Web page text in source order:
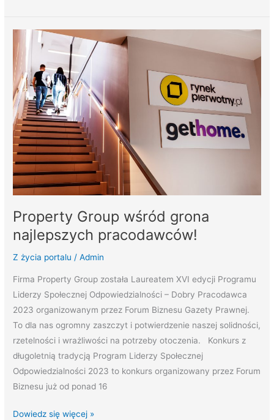
Property Group wśród grona
najlepszych pracodawców!
Z życia portalu /Admin
Firma Property Group została Laureatem XVI edycji Programu
Liderzy Społecznej Odpowiedzialności – Dobry Pracodawca
2023 organizowanym przez Forum Biznesu Gazety Prawnej.
To dla nas ogromny zaszczyt i potwierdzenie naszej solidności,
rzetelności i wrażliwości na potrzeby otoczenia. Konkurs z
długoletnią tradycją Program Liderzy Społecznej
Odpowiedzialności 2023 to konkurs organizowany przez Forum
Biznesu już od ponad 16
Property
Group
wśród
grona
najlepszych
pracodawców!
Dowiedz się więcej »